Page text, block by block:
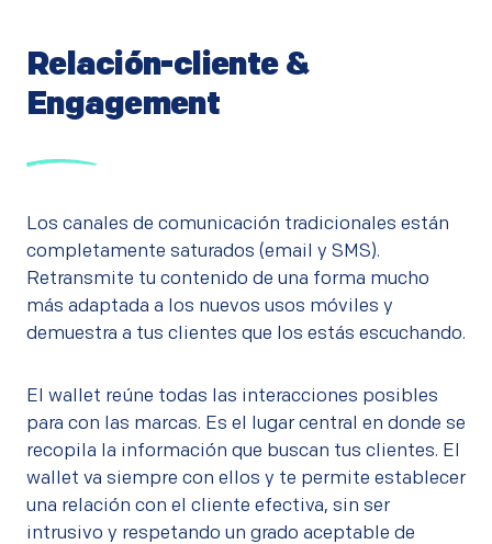
Relación-cliente &
Engagement
Los canales de comunicación tradicionales están
completamente saturados (email y SMS).
Retransmite tu contenido de una forma mucho
más adaptada a los nuevos usos móviles y
demuestra a tus clientes que los estás escuchando.
El wallet reúne todas las interacciones posibles
para con las marcas. Es el lugar central en donde se
recopila la información que buscan tus clientes. El
wallet va siempre con ellos y te permite establecer
una relación con el cliente efectiva, sin ser
intrusivo y respetando un grado aceptable de